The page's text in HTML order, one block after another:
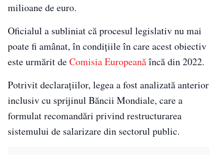
milioane de euro.
Oficialul a subliniat că procesul legislativ nu mai
poate fi amânat, în condițiile în care acest obiectiv
este urmărit deComisia Europeanăîncă din 2022.
Potrivit declarațiilor, legea a fost analizată anterior
inclusiv cu sprijinul Băncii Mondiale, care a
formulat recomandări privind restructurarea
sistemului de salarizare din sectorul public.